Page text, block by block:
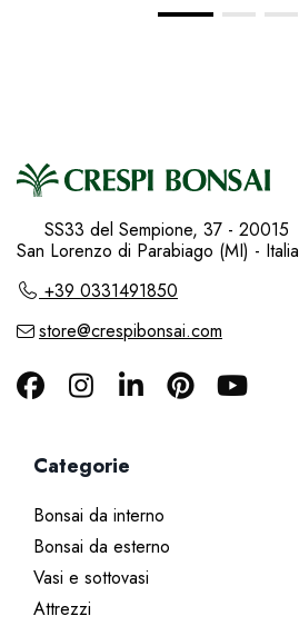
SS33 del Sempione, 37 - 20015
San Lorenzo di Parabiago (MI) - Italia
+39 0331491850
store@crespibonsai.com
Categorie
Bonsai da interno
Bonsai da esterno
Vasi e sottovasi
Attrezzi